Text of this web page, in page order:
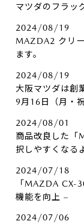
マツダのフラッ
2024/08/19
MAZDA2 クリ
ます。
2024/08/19
大阪マツダは創
9月16日（月・
2024/08/01
商品改良した「
択しやすくなる
2024/07/18
「MAZDA CX-
機能を向上 –
2024/07/06